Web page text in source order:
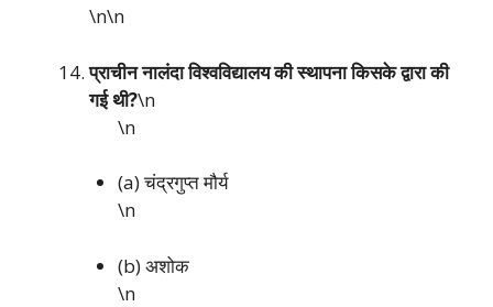
\n\n
प्राचीन नालंदा विश्वविद्यालय की स्थापना किसके द्वारा की
गई थी?\n
\n
(a) चंद्रगुप्त मौर्य
\n
(b) अशोक
\n